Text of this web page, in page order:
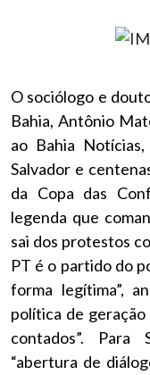
O sociólogo e
Bahia, Antônio
ao Bahia
Salvador e
da Copa das
legenda que
sai dos protestos
PT é o partido do
forma legítima”,
política de geração
contados”.
“abertura de